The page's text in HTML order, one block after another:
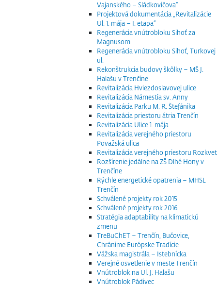
Vajanského – Sládkovičova“
Projektová dokumentácia „Revitalizácie
Ul. 1. mája – I. etapa“
Regenerácia vnútrobloku Sihoť za
Magnusom
Regenerácia vnútrobloku Sihoť, Turkovej
ul.
Rekonštrukcia budovy škôlky – MŠ J.
Halašu v Trenčíne
Revitalizácia Hviezdoslavovej ulice
Revitalizácia Námestia sv. Anny
Revitalizácia Parku M. R. Štefánika
Revitalizácia priestoru átria Trenčín
Revitalizácia Ulice 1. mája
Revitalizácia verejného priestoru
Považská ulica
Revitalizácia verejného priestoru Rozkvet
Rozšírenie jedálne na ZŠ Dlhé Hony v
Trenčíne
Rýchle energetické opatrenia – MHSL
Trenčín
Schválené projekty rok 2015
Schválené projekty rok 2016
Stratégia adaptability na klimatickú
zmenu
TreBuChET – Trenčín, Bučovice,
Chránime Európske Tradície
Vážska magistrála – Istebnícka
Verejné osvetlenie v meste Trenčín
Vnútroblok na Ul. J. Halašu
Vnútroblok Pádivec